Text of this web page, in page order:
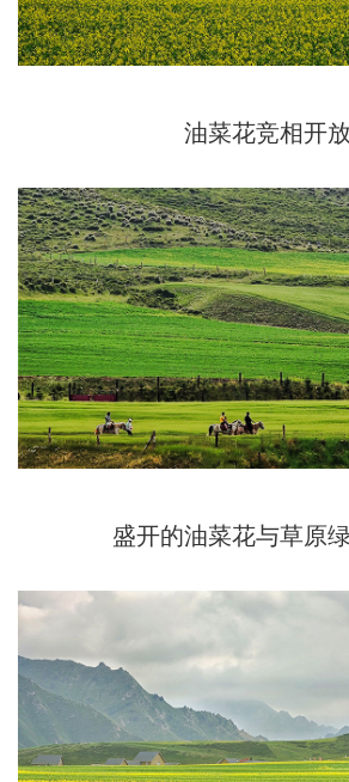
油菜花竞相开放
盛开的油菜花与草原